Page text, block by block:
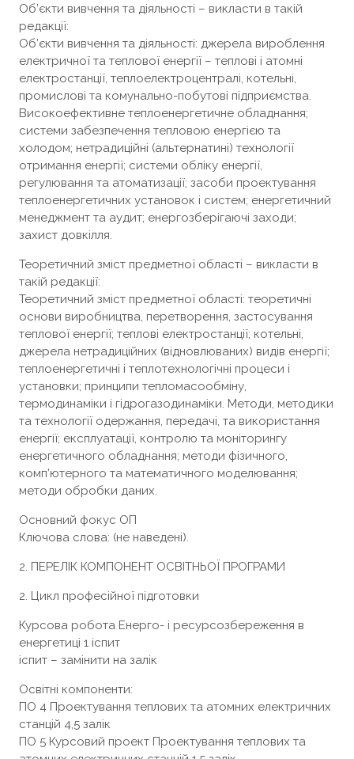
Об’єкти вивчення та діяльності – викласти в такій
редакції:
Об’єкти вивчення та діяльності: джерела вироблення
електричної та теплової енергії – теплові і атомні
електростанції, теплоелектроцентралі, котельні,
промислові та комунально-побутові підприємства.
Високоефективне теплоенергетичне обладнання;
системи забезпечення тепловою енергією та
холодом; нетрадиційні (альтернатині) технології
отримання енергії; системи обліку енергії,
регулювання та атоматизації; засоби проектування
теплоенергетичних установок і систем; енергетичний
менеджмент та аудит; енергозберігаючі заходи;
захист довкілля.
Теоретичний зміст предметної області – викласти в
такій редакції:
Теоретичний зміст предметної області: теоретичні
основи виробництва, перетворення, застосування
теплової енергії; теплові електростанції; котельні,
джерела нетрадиційних (відновлюваних) видів енергії;
теплоенергетичні і теплотехнологічні процеси і
установки; принципи тепломасообміну,
термодинаміки і гідрогазодинаміки. Методи, методики
та технології одержання, передачі, та використання
енергії; експлуатації, контролю та моніторингу
енергетичного обладнання; методи фізичного,
комп’ютерного та математичного моделювання;
методи обробки даних.
Основний фокус ОП
Ключова слова: (не наведені).
2. ПЕРЕЛІК КОМПОНЕНТ ОСВІТНЬОЇ ПРОГРАМИ
2. Цикл професійної підготовки
Курсова робота Енерго- і ресурсозбереження в
енергетиці 1 іспит
іспит – замінити на залік
Освітні компоненти:
ПО 4 Проектування теплових та атомних електричних
станцій 4,5 залік
ПО 5 Курсовий проект Проектування теплових та